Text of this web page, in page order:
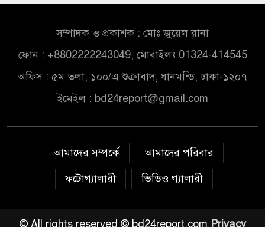
সম্পাদক ও প্রকাশক : মোঃ জুয়েল রানা
ফোন : +8802222243049, মোবাইলঃ 01324-414545
অফিস : ৫ম তলা, ১০০/এ শুক্রাবাদ, ধানমন্ডি, ঢাকা-১২০৭
ইমেইল : bd24report@gmail.com
আমাদের সম্পর্কে
আমাদের পরিবার
ফটোগ্যালারী
ভিডিও গ্যালারী
© All rights reserved © bd24report.com Privacy